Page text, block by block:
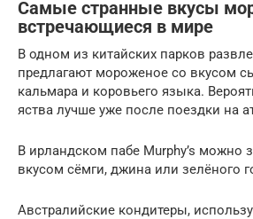
Самые странные вкусы
встречающиеся в мире
В одном из китайских парков
предлагают мороженое со вкусом
кальмара и коровьего языка.
яства лучше уже после поездки на
В ирландском пабе Murphy’s можно
вкусом сёмги, джина или зелёного
Австралийские кондитеры,